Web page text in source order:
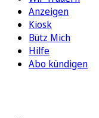
Anzeigen
Kiosk
Bütz Mich
Hilfe
Abo kündigen